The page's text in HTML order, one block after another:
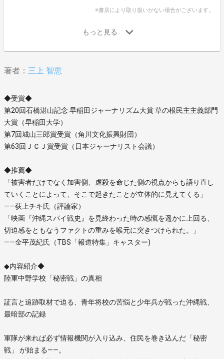
※書店により取り扱いがない場合がございます。
著者： 三上 智恵
◆受賞◆
第20回石橋湛山記念 早稲田ジャーナリズム大賞 草の根民主主義部門
大賞（早稲田大学）
第7回城山三郎賞受賞（角川文化振興財団）
第63回ＪＣＪ賞受賞（日本ジャーナリスト会議）
◆推薦◆
「被害者だけでなく加害側、虐殺を命じた側の視点からも語り直し
ていくことによって、そこで起きたことが立体的に見えてくる」
――荻上チキ氏（評論家）
「映画『沖縄スパイ戦史』を見終わった時の感慨を遥かに上回る、
切迫感をともなうファクトの重みを喉元に突きつけられた。」
――金平茂紀氏（TBS「報道特集」キャスター)
◆内容紹介◆
陸軍中野学校「秘密戦」の真相
証言と追跡取材で迫る、青年将校の苦悩と少年兵が戦った沖縄戦、
最暗部の記録
軍隊が来れば必ず情報機関が入り込み、住民を巻き込んだ「秘密
戦」 が始まる――。